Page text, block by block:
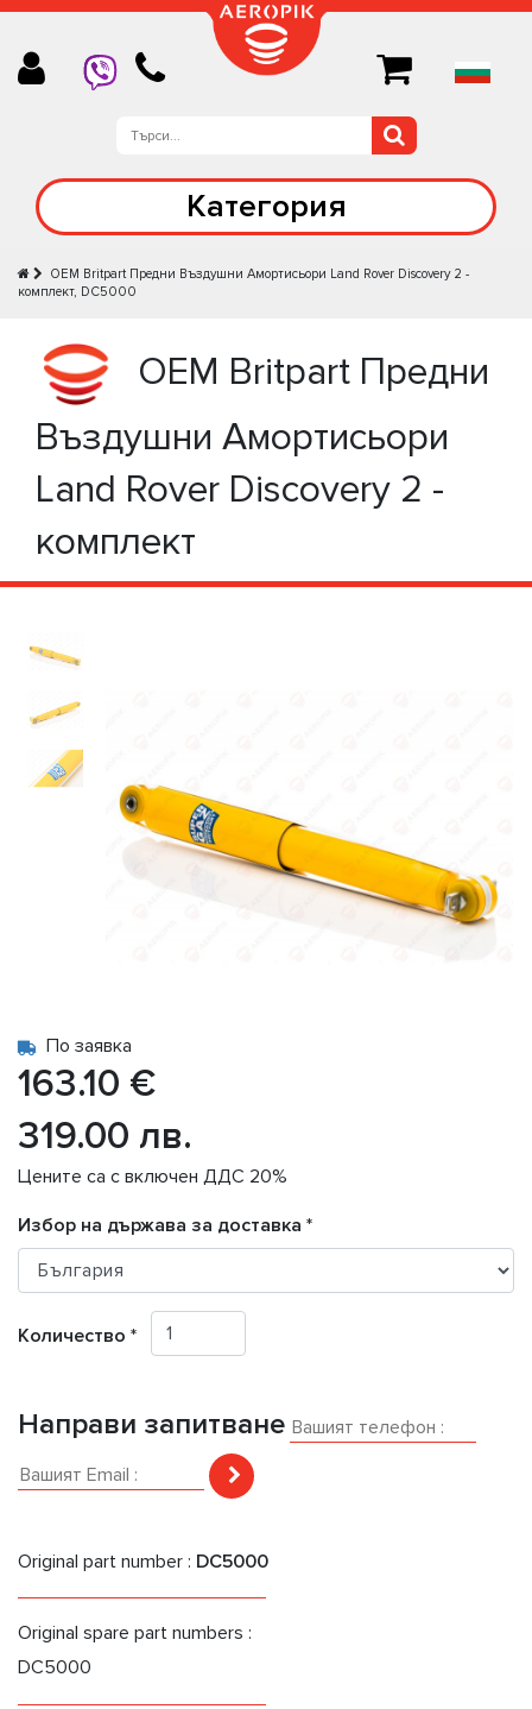
Категория
OEM Britpart Предни Въздушни Амортисьори Land Rover Discovery 2 -
комплект, DC5000
OEM Britpart Предни
Въздушни Амортисьори
Land Rover Discovery 2 -
комплект
По заявка
163.10 €
319.00 лв.
Цените са с включен ДДС 20%
Избор на държава за доставка *
Количество *
Направи запитване
Original part number : DC5000
Original spare part numbers :
DC5000